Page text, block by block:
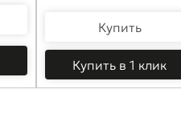
Купить
Купить в 1 клик